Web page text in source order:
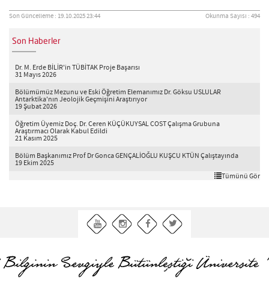
Son Güncelleme : 19.10.2025 23:44 Okunma Sayısı : 494
Son Haberler
Dr. M. Erde BİLİR'in TÜBİTAK Proje Başarısı
31 Mayıs 2026
Bölümümüz Mezunu ve Eski Öğretim Elemanımız Dr. Göksu USLULAR
Antarktika'nın Jeolojik Geçmişini Araştırıyor
19 Şubat 2026
Öğretim Üyemiz Doç. Dr. Ceren KÜÇÜKUYSAL COST Çalışma Grubuna
Araştırmacı Olarak Kabul Edildi
21 Kasım 2025
Bölüm Başkanımız Prof Dr Gonca GENÇALİOĞLU KUŞCU KTÜN Çalıştayında
19 Ekim 2025
Tümünü Gör